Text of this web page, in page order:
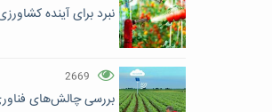
نبرد برای آینده
2669
بررسی چالش‌های